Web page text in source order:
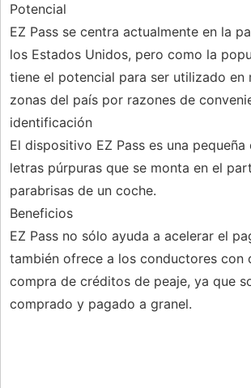
Potencial
EZ Pass se centra actualmente en la
los Estados Unidos, pero como la
tiene el potencial para ser utilizado en
zonas del país por razones de
identificación
El dispositivo EZ Pass es una
letras púrpuras que se monta en el
parabrisas de un coche.
Beneficios
EZ Pass no sólo ayuda a acelerar el
también ofrece a los conductores con
compra de créditos de peaje, ya que
comprado y pagado a granel.